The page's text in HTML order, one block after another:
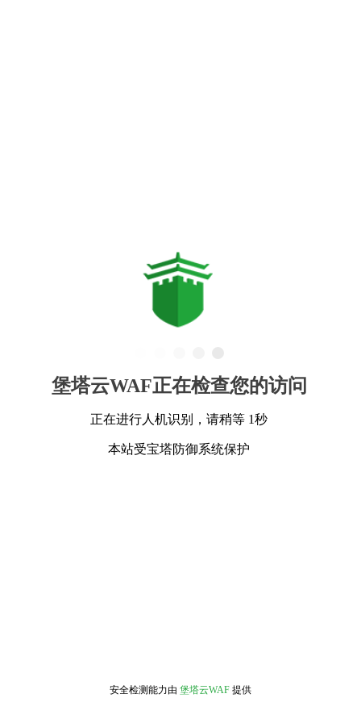
堡塔云WAF正在检查您的访问
正在进行人机识别，请稍等 1秒
本站受宝塔防御系统保护
安全检测能力由 堡塔云WAF 提供